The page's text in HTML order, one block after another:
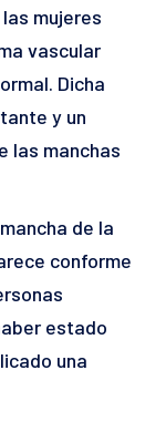
mujeres
vascular
Dicha
y un
las manchas
de la
conforme
estado
una